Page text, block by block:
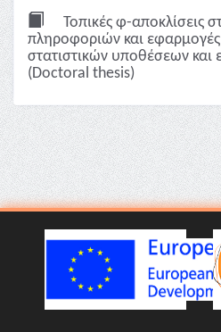
Τοπικές φ-αποκλίσεις
πληροφοριών και
στατιστικών υποθέσεων και
(Doctoral thesis)